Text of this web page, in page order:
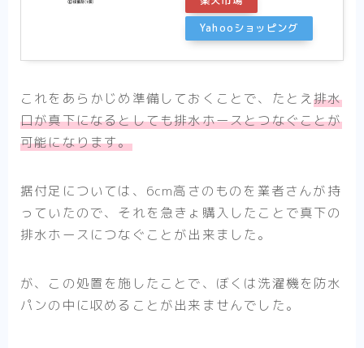
Yahooショッピング
これをあらかじめ準備しておくことで、たとえ排水
口が真下になるとしても排水ホースとつなぐことが
可能になります。
据付足については、6cm高さのものを業者さんが持
っていたので、それを急きょ購入したことで真下の
排水ホースにつなぐことが出来ました。
が、この処置を施したことで、ぼくは洗濯機を防水
パンの中に収めることが出来ませんでした。